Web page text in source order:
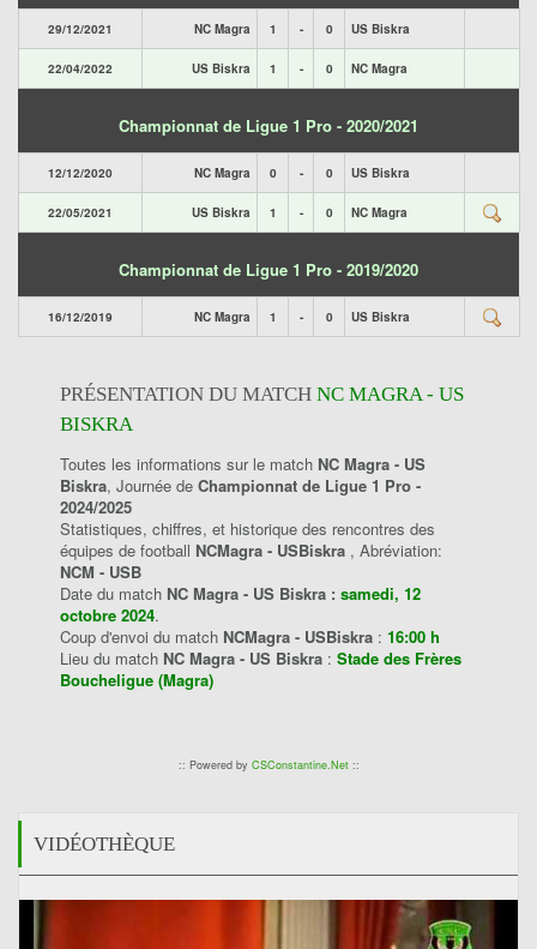
29/12/2021 NC Magra 1 - 0 US Biskra
22/04/2022 US Biskra 1 - 0 NC Magra
Championnat de Ligue 1 Pro - 2020/2021
12/12/2020 NC Magra 0 - 0 US Biskra
22/05/2021 US Biskra 1 - 0 NC Magra
Championnat de Ligue 1 Pro - 2019/2020
16/12/2019 NC Magra 1 - 0 US Biskra
PRÉSENTATION DU MATCH NC MAGRA - US
BISKRA
Toutes les informations sur le match NC Magra - US
Biskra, Journée de Championnat de Ligue 1 Pro -
2024/2025
Statistiques, chiffres, et historique des rencontres des
équipes de football NCMagra - USBiskra , Abréviation:
NCM - USB
Date du match NC Magra - US Biskra : samedi, 12
octobre 2024.
Coup d'envoi du match NCMagra - USBiskra : 16:00 h
Lieu du match NC Magra - US Biskra : Stade des Frères
Boucheligue (Magra)
:: Powered by CSConstantine.Net::
VIDÉOTHÈQUE